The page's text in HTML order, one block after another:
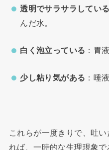
透明でサラサラしている
んだ水。
白く泡立っている ：胃
少し粘り気がある ：唾
これらが一度きりで、吐
れば、一時的な生理現象